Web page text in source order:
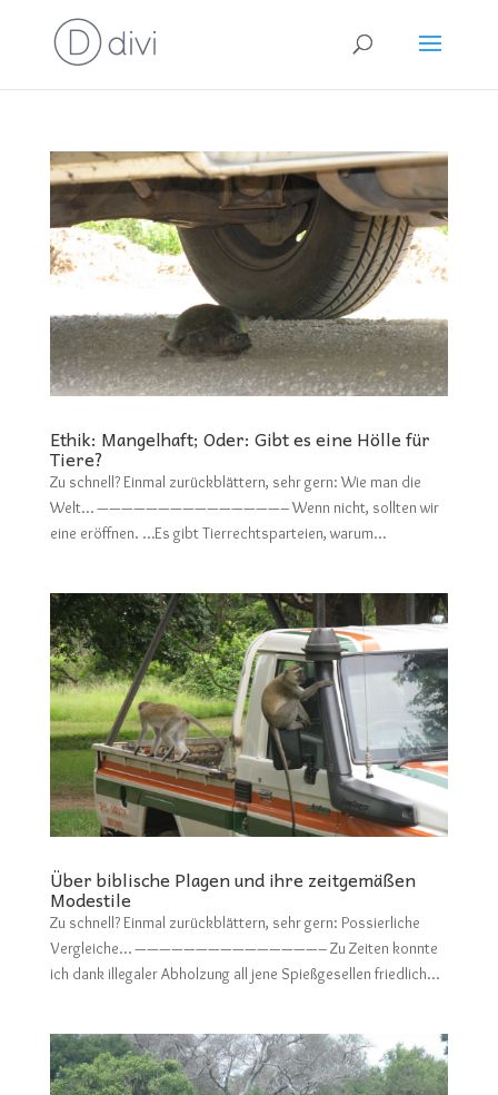
Ethik: Mangelhaft; Oder: Gibt es eine Hölle für
Tiere?
Zu schnell? Einmal zurückblättern, sehr gern: Wie man die
Welt… ———————————————– Wenn nicht, sollten wir
eine eröffnen. …Es gibt Tierrechtsparteien, warum...
Über biblische Plagen und ihre zeitgemäßen
Modestile
Zu schnell? Einmal zurückblättern, sehr gern: Possierliche
Vergleiche… ———————————————– Zu Zeiten konnte
ich dank illegaler Abholzung all jene Spießgesellen friedlich...